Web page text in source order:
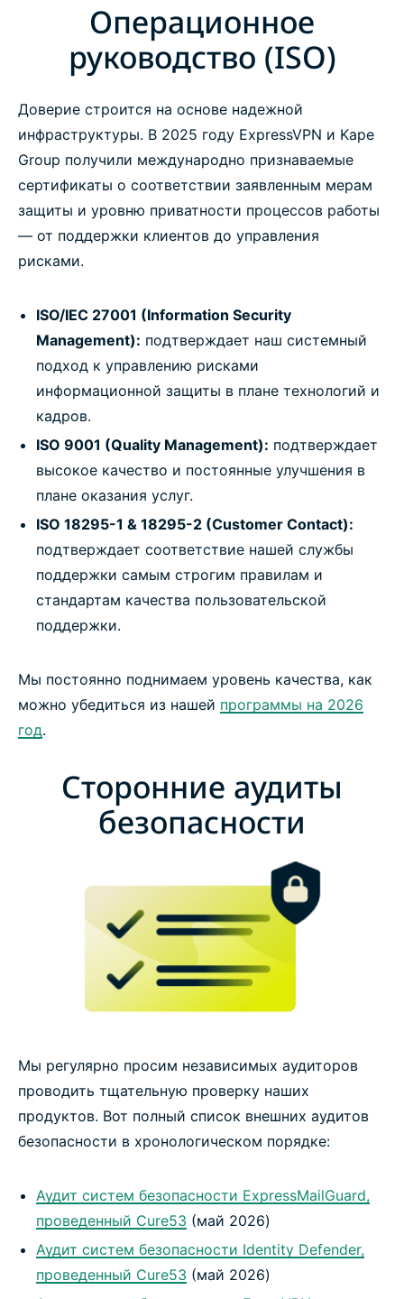
Операционное
руководство (ISO)
Доверие строится на основе надежной
инфраструктуры. В 2025 году ExpressVPN и Kape
Group получили международно признаваемые
сертификаты о соответствии заявленным мерам
защиты и уровню приватности процессов работы
— от поддержки клиентов до управления
рисками.
ISO/IEC 27001 (Information Security
Management): подтверждает наш системный
подход к управлению рисками
информационной защиты в плане технологий и
кадров.
ISO 9001 (Quality Management): подтверждает
высокое качество и постоянные улучшения в
плане оказания услуг.
ISO 18295-1 & 18295-2 (Customer Contact):
подтверждает соответствие нашей службы
поддержки самым строгим правилам и
стандартам качества пользовательской
поддержки.
Мы постоянно поднимаем уровень качества, как
можно убедиться из нашей программы на 2026
год.
Сторонние аудиты
безопасности
Мы регулярно просим независимых аудиторов
проводить тщательную проверку наших
продуктов. Вот полный список внешних аудитов
безопасности в хронологическом порядке:
Аудит систем безопасности ExpressMailGuard,
проведенный Cure53 (май 2026)
Аудит систем безопасности Identity Defender,
проведенный Cure53 (май 2026)